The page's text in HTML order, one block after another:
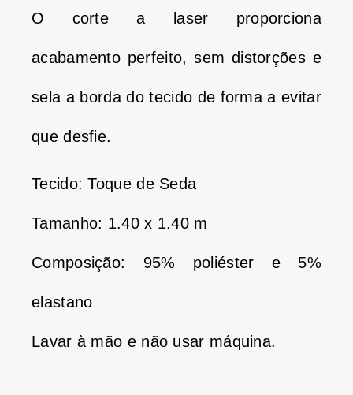
O corte a laser proporciona
acabamento perfeito, sem distorções e
sela a borda do tecido de forma a evitar
que desfie.
Tecido: Toque de Seda
Tamanho: 1.40 x 1.40 m
Composição: 95% poliéster e 5%
elastano
Lavar à mão e não usar máquina.